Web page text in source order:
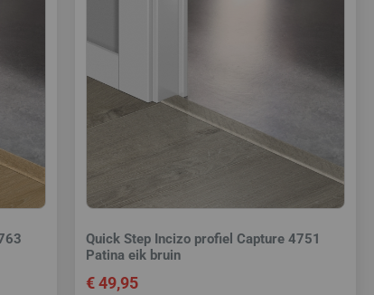
Quick Step Incizo profiel Capture 4751
Patina eik bruin
€49,95